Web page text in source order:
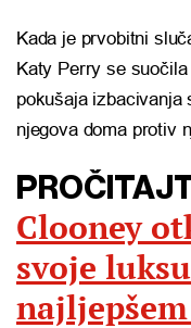
Kada je prvobitni
Katy Perry se
pokušaja izbacivanja
njegova doma protiv
Clooney
svoje